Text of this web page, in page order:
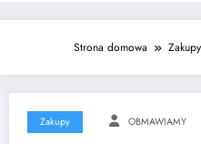
Strona domowa Zakupy
Zakupy OBMAWIAMY